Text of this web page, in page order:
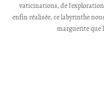
vaticinations, de
enfin réalisée, ce labyrinthe
marguerite que